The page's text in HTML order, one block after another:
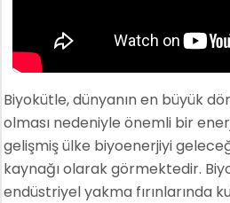
Biyokütle, dünyanın en büyük
olması nedeniyle önemli bir
gelişmiş ülke biyoenerjiyi
kaynağı olarak görmektedir.
endüstriyel yakma fırınlarında